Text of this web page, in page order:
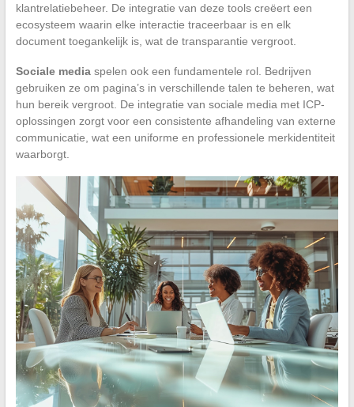
klantrelatiebeheer. De integratie van deze tools creëert een
ecosysteem waarin elke interactie traceerbaar is en elk
document toegankelijk is, wat de transparantie vergroot.
Sociale mediaspelen ook een fundamentele rol. Bedrijven
gebruiken ze om pagina’s in verschillende talen te beheren, wat
hun bereik vergroot. De integratie van sociale media met ICP-
oplossingen zorgt voor een consistente afhandeling van externe
communicatie, wat een uniforme en professionele merkidentiteit
waarborgt.